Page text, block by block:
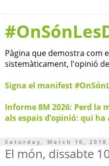
Pàgina que demostra com
sistemàticament, l'opinió
Signa el manifest
Informe 8M 2026: Perd la
als espais d’opinió: qui
Saturday, March 10, 2018
El món, dissabte